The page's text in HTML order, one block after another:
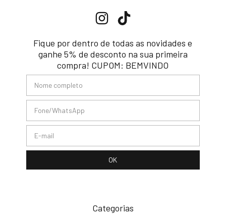
Fique por dentro de todas as novidades e
ganhe 5% de desconto na sua primeira
compra! CUPOM: BEMVINDO
Categorias